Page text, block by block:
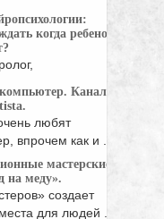
когда ребенок
кинезиолог ...
Канал
любят
впрочем как и ...
мастерские
на меду».
создает
для людей ...